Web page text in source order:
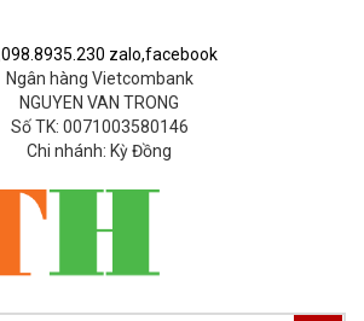
098.8935.230 zalo,facebook
Ngân hàng Vietcombank
NGUYEN VAN TRONG
Số TK: 0071003580146
Chi nhánh: Kỳ Đồng